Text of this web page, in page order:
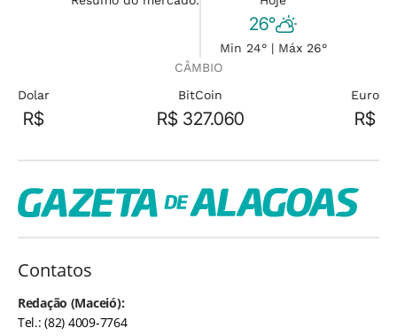
26°
Min 24° | Máx 26°
CÂMBIO
Dolar
R$
BitCoin
R$ 327.060
Euro
R$
Contatos
Redação (Maceió):
Tel.: (82) 4009-7764